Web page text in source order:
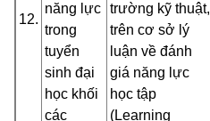
12.
năng lực
trong
tuyển
sinh đại
học khối
các
trường kỹ thuật,
trên cơ sở lý
luận về đánh
giá năng lực
học tập
(Learning